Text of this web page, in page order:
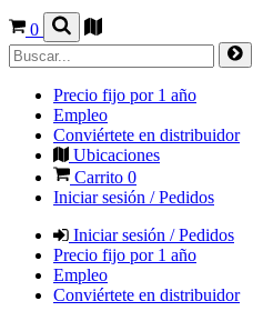
0
Precio fijo por 1 año
Empleo
Conviértete en distribuidor
Ubicaciones
Carrito 0
Iniciar sesión / Pedidos
Iniciar sesión / Pedidos
Precio fijo por 1 año
Empleo
Conviértete en distribuidor